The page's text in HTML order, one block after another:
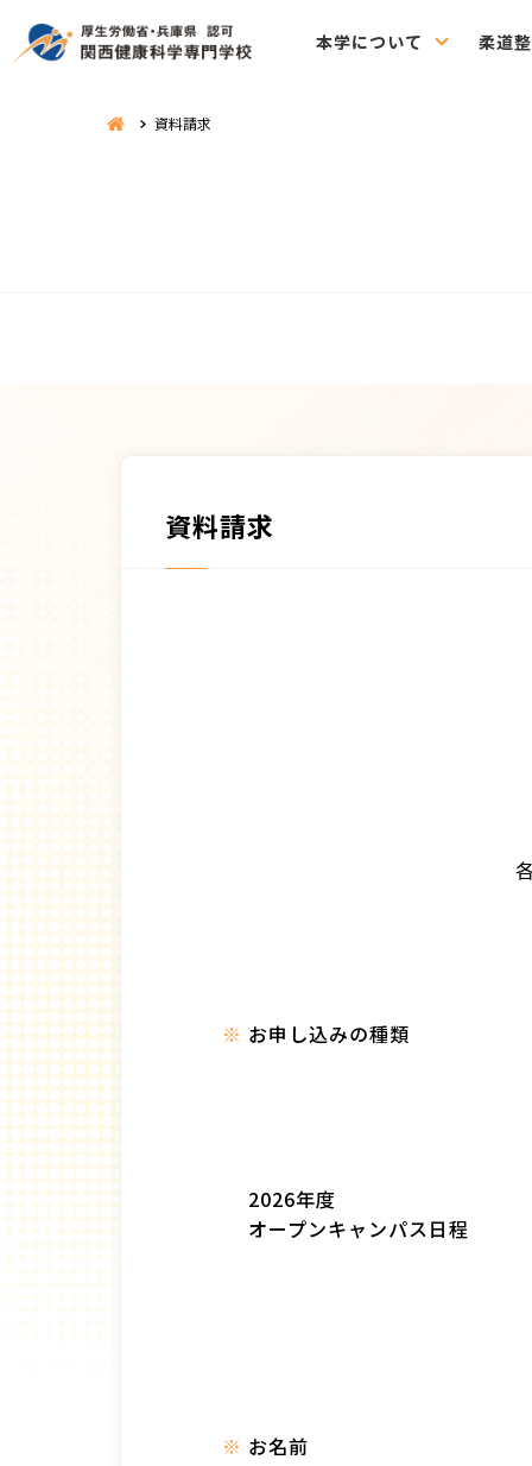
本学について 柔道
資料請求
資料請求
お申し込みの種類
2026年度
オープンキャンパス日程
お名前